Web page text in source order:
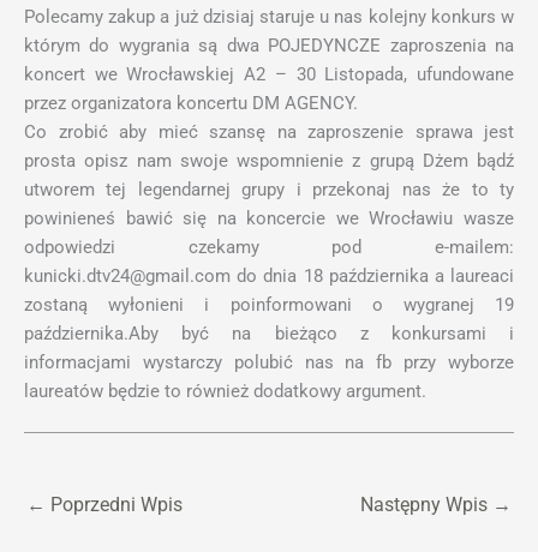
Polecamy zakup a już dzisiaj staruje u nas kolejny konkurs w
którym do wygrania są dwa POJEDYNCZE zaproszenia na
koncert we Wrocławskiej A2 – 30 Listopada, ufundowane
przez organizatora koncertu DM AGENCY.
Co zrobić aby mieć szansę na zaproszenie sprawa jest
prosta opisz nam swoje wspomnienie z grupą Dżem bądź
utworem tej legendarnej grupy i przekonaj nas że to ty
powinieneś bawić się na koncercie we Wrocławiu wasze
odpowiedzi czekamy pod e-mailem:
kunicki.dtv24@gmail.com do dnia 18 października a laureaci
zostaną wyłonieni i poinformowani o wygranej 19
października.Aby być na bieżąco z konkursami i
informacjami wystarczy polubić nas na fb przy wyborze
laureatów będzie to również dodatkowy argument.
← Poprzedni Wpis Następny Wpis →